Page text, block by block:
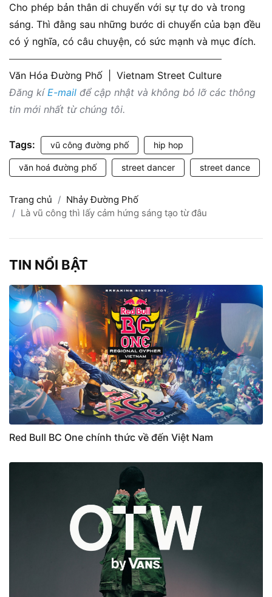
Cho phép bản thân di chuyển với sự tự do và trong
sáng. Thì đằng sau những bước di chuyển của bạn đều
có ý nghĩa, có câu chuyện, có sức mạnh và mục đích.
Văn Hóa Đường Phố
Vietnam Street Culture
Đăng kí E-mail để cập nhật và không bỏ lỡ các thông
tin mới nhất từ chúng tôi.
Tags: vũ công đường phố hip hop
văn hoá đường phố street dancer street dance
Trang chủ
Nhảy Đường Phố
Là vũ công thì lấy cảm hứng sáng tạo từ đâu
TIN NỔI BẬT
Red Bull BC One chính thức về đến Việt Nam